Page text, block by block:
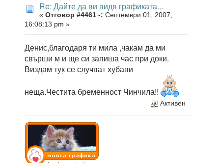
Re: Дайте да ви видя графиката...
« Отговор #4461 -: Септември 01, 2007,
16:08:13 pm »
Денис,благодаря ти мила ,чакам да ми
свърши м и ще си запиша час при доки.
Виздам тук се случват хубави
неща.Честита бременност Чинчила!!
Активен